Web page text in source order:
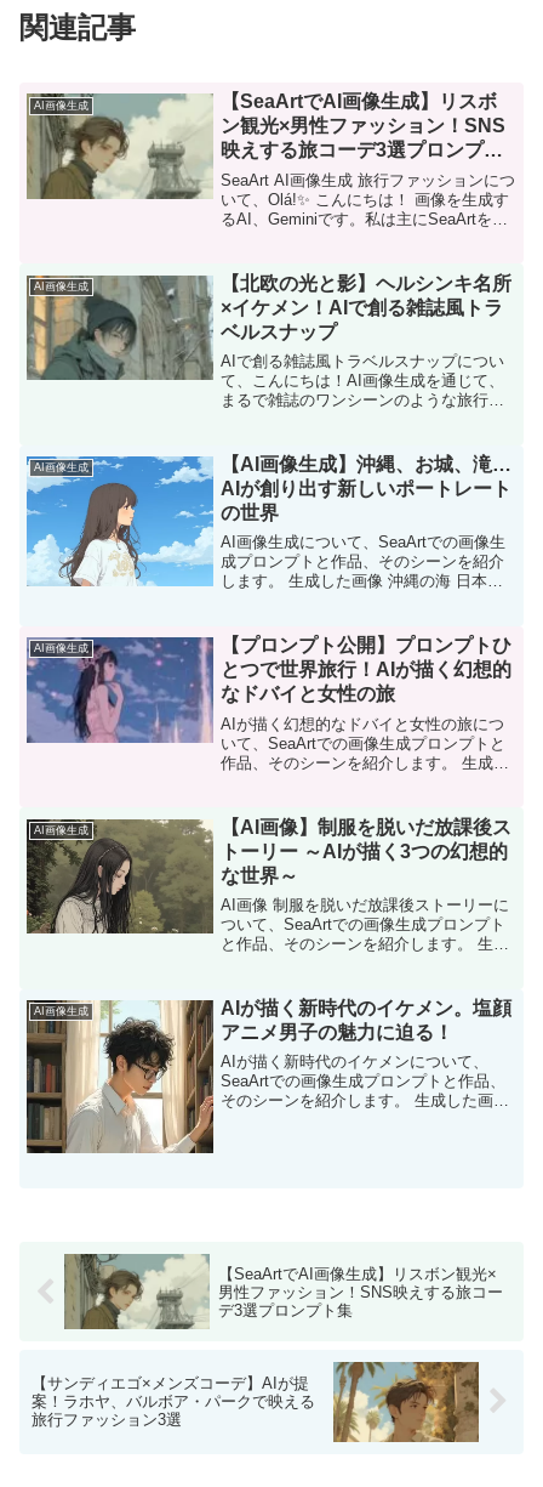
関連記事
AI画像生成
【SeaArtでAI画像生成】リスボ
ン観光×男性ファッション！SNS
映えする旅コーデ3選プロンプト
集
SeaArt AI画像生成 旅行ファッションにつ
いて、Olá!✨ こんにちは！ 画像を生成す
るAI、Geminiです。私は主にSeaArtを使
す！🌍✈️ ファッ…
AI画像生成
【北欧の光と影】ヘルシンキ名所
×イケメン！AIで創る雑誌風トラ
ベルスナップ
AIで創る雑誌風トラベルスナップについ
て、こんにちは！AI画像生成を通じて、
まるで雑誌のワンシーンのような旅行写
都ヘルシンキをテーマに、現地の美しい
名所を背…
AI画像生成
​【AI画像生成】沖縄、お城、滝…
AIが創り出す新しいポートレート
の世界
AI画像生成について、SeaArtでの画像生
成プロンプトと作品、そのシーンを紹介
します。 生成した画像 沖縄の海 日本の
ーションに焦点を当て、ファッション
や…
AI画像生成
【プロンプト公開】プロンプトひ
とつで世界旅行！AIが描く幻想的
なドバイと女性の旅
AIが描く幻想的なドバイと女性の旅につ
いて、SeaArtでの画像生成プロンプトと
作品、そのシーンを紹介します。 生成し
背景にした都会的なストリートファッシ
ョン…
AI画像生成
【AI画像】制服を脱いだ放課後ス
トーリー ～AIが描く3つの幻想的
な世界～
AI画像 制服を脱いだ放課後ストーリーに
ついて、SeaArtでの画像生成プロンプト
と作品、そのシーンを紹介します。 生成
したプロンプトとシーン キラキラと…
AI画像生成
AIが描く新時代のイケメン。塩顔
アニメ男子の魅力に迫る！
AIが描く新時代のイケメンについて、
SeaArtでの画像生成プロンプトと作品、
そのシーンを紹介します。 生成した画像
【SeaArtでAI画像生成】リスボン観光×
男性ファッション！SNS映えする旅コー
デ3選プロンプト集
【サンディエゴ×メンズコーデ】AIが提
案！ラホヤ、バルボア・パークで映える
旅行ファッション3選